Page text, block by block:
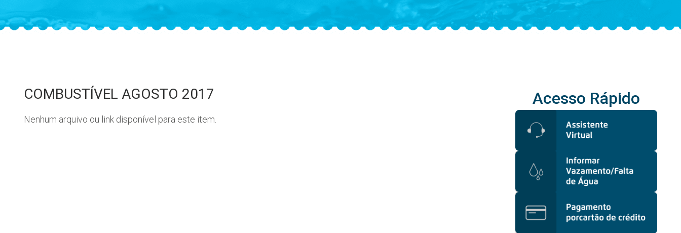
COMBUSTÍVEL AGOSTO 2017
Nenhum arquivo ou link disponível para este item.
Acesso Rápido